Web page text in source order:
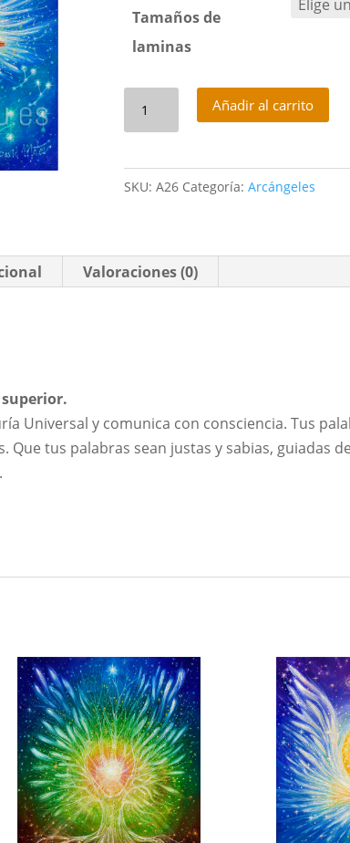
Tamaños de
laminas
cantidad
Añadir al carrito
SKU:A26 Categoría:Arcángeles
Valoraciones (0)
Universal y comunica con consciencia. Tus
Que tus palabras sean justas y sabias, guiadas